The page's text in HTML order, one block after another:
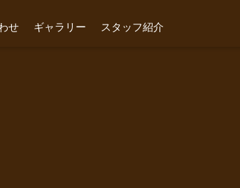
せ ギャラリー スタッフ紹介